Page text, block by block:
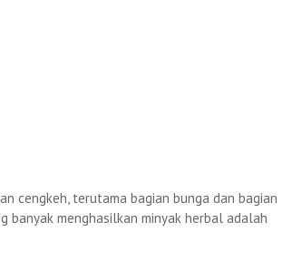
cengkeh, terutama bagian bunga dan bagian
banyak menghasilkan minyak herbal adalah